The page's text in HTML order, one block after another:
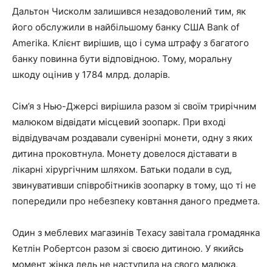
Дальтон Чисколм залишився незадоволений тим, як
його обслужили в найбільшому банку США Bank of
Amerika. Клієнт вирішив, що і сума штрафу з багатого
банку повинна бути відповідною. Тому, моральну
шкоду оцінив у 1784 млрд. доларів.
Сім’я з Нью-Джерсі вирішила разом зі своїм трирічним
малюком відвідати місцевий зоопарк. При вході
відвідувачам роздавали сувенірні монети, одну з яких
дитина проковтнула. Монету довелося діставати в
лікарні хірургічним шляхом. Батьки подали в суд,
звинувативши співробітників зоопарку в тому, що ті не
попередили про небезпеку ковтання даного предмета.
Один з меблевих магазинів Техасу завітала громадянка
Кетлін Робертсон разом зі своєю дитиною. У якийсь
момент жінка ледь не наступила на свого малюка,